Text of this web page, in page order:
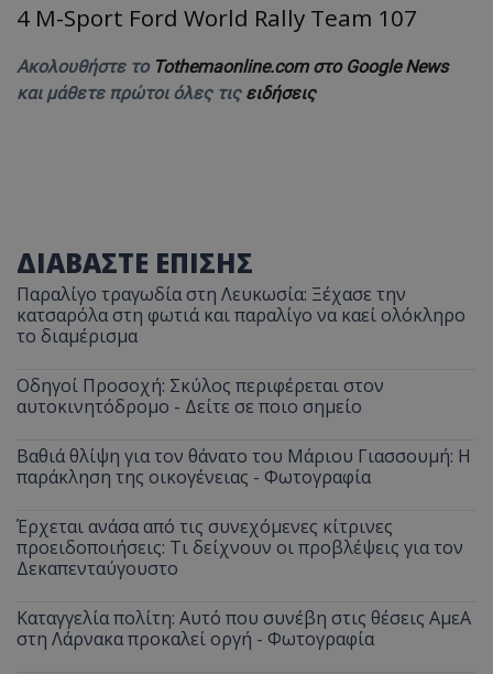
4 M-Sport Ford World Rally Team 107
Ακολουθήστε το Tothemaonline.com στο Google News
και μάθετε πρώτοι όλες τις ειδήσεις
ΔΙΑΒΑΣΤΕ ΕΠΙΣΗΣ
Παραλίγο τραγωδία στη Λευκωσία: Ξέχασε την
κατσαρόλα στη φωτιά και παραλίγο να καεί ολόκληρο
το διαμέρισμα
Οδηγοί Προσοχή: Σκύλος περιφέρεται στον
αυτοκινητόδρομο - Δείτε σε ποιο σημείο
Βαθιά θλίψη για τον θάνατο του Μάριου Γιασσουμή: Η
παράκληση της οικογένειας - Φωτογραφία
Έρχεται ανάσα από τις συνεχόμενες κίτρινες
προειδοποιήσεις: Τι δείχνουν οι προβλέψεις για τον
Δεκαπενταύγουστο
Καταγγελία πολίτη: Αυτό που συνέβη στις θέσεις ΑμεΑ
στη Λάρνακα προκαλεί οργή - Φωτογραφία